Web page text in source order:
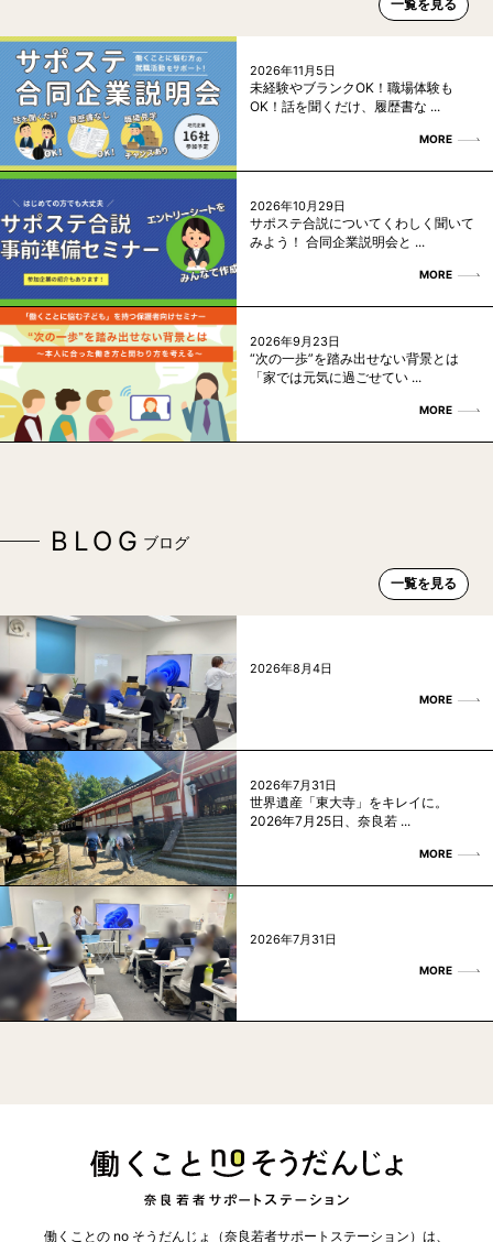
一覧を見る
2026年11月5日
未経験やブランクOK！職場体験も
OK！話を聞くだけ、履歴書な ...
MORE
2026年10月29日
サポステ合説についてくわしく聞いて
みよう！ 合同企業説明会と ...
MORE
2026年9月23日
“次の一歩”を踏み出せない背景とは
「家では元気に過ごせてい ...
MORE
BLOG ブログ
一覧を見る
2026年8月4日
MORE
2026年7月31日
世界遺産「東大寺」をキレイに。
2026年7月25日、奈良若 ...
MORE
2026年7月31日
MORE
働くことの no そうだんじょ（奈良若者サポートステーション）は、